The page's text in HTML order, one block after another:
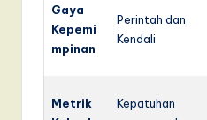
Gaya
Kepemi
mpinan
Perintah dan
Kendali
Metrik
Kepatuhan